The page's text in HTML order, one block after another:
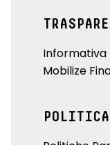
Informativa
Mobilize